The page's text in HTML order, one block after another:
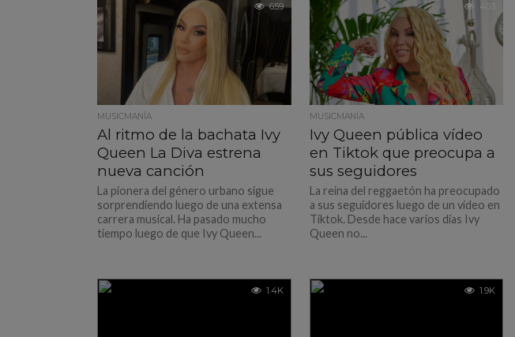
659
MUSICMANÍA
Al ritmo de la bachata Ivy
Queen La Diva estrena
nueva canción
La pionera del género urbano sigue
sorprendiendo luego de una extensa
carrera musical. Ha pasado mucho
tiempo luego de que Ivy Queen...
403
MUSICMANÍA
Ivy Queen pública vídeo
en Tiktok que preocupa a
sus seguidores
La reina del reggaetón ha preocupado
a sus seguidores luego de un vídeo en
Tiktok. Desde hace varios días Ivy
Queen no...
1.4K 1.9K